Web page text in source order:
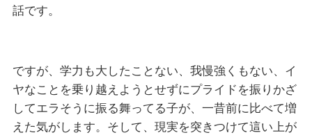
話です。
ですが、学力も大したことない、我慢強くもない、イ
ヤなことを乗り越えようとせずにプライドを振りかざ
してエラそうに振る舞ってる子が、一昔前に比べて増
えた気がします。そして、現実を突きつけて這い上が